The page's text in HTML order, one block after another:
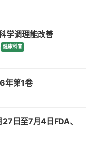
学调理能改善
健康科普
年第1卷
日至7月4日FDA、